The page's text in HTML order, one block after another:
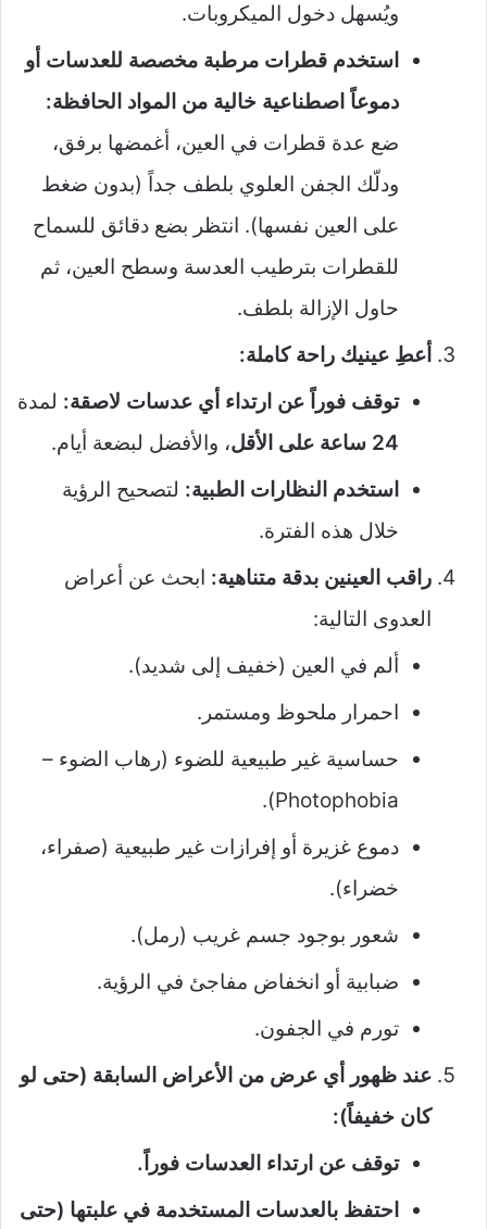
ويُسهل دخول الميكروبات.
استخدم قطرات مرطبة مخصصة للعدسات أو
دموعاً اصطناعية خالية من المواد الحافظة:
ضع عدة قطرات في العين، أغمضها برفق،
ودلّك الجفن العلوي بلطف جداً (بدون ضغط
على العين نفسها). انتظر بضع دقائق للسماح
للقطرات بترطيب العدسة وسطح العين، ثم
حاول الإزالة بلطف.
أعطِ عينيك راحة كاملة:
توقف فوراً عن ارتداء أي عدسات لاصقة: لمدة
24 ساعة على الأقل
، والأفضل لبضعة أيام.
استخدم النظارات الطبية: لتصحيح الرؤية
خلال هذه الفترة.
راقب العينين بدقة متناهية: ابحث عن أعراض
العدوى التالية:
ألم في العين (خفيف إلى شديد).
احمرار ملحوظ ومستمر.
حساسية غير طبيعية للضوء (رهاب الضوء –
Photophobia).
دموع غزيرة أو إفرازات غير طبيعية (صفراء،
خضراء).
شعور بوجود جسم غريب (رمل).
ضبابية أو انخفاض مفاجئ في الرؤية.
تورم في الجفون.
عند ظهور أي عرض من الأعراض السابقة (حتى لو
كان خفيفاً):
توقف عن ارتداء العدسات فوراً.
احتفظ بالعدسات المستخدمة في علبتها (حتى